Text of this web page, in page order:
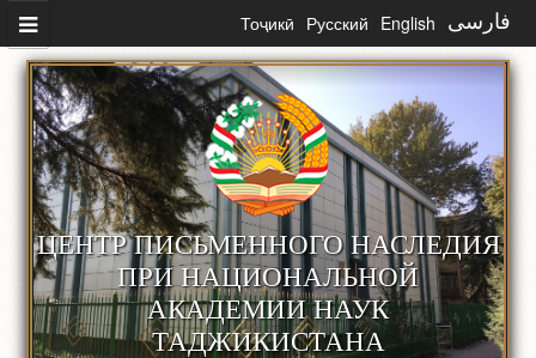
Перейти к основному содержаниюТоҷикӣ Русский English فارسی
ЦЕНТР ПИСЬМЕННОГО НАСЛЕДИЯ
ПРИ НАЦИОНАЛЬНОЙ
АКАДЕМИИ НАУК
ТАДЖИКИСТАНА